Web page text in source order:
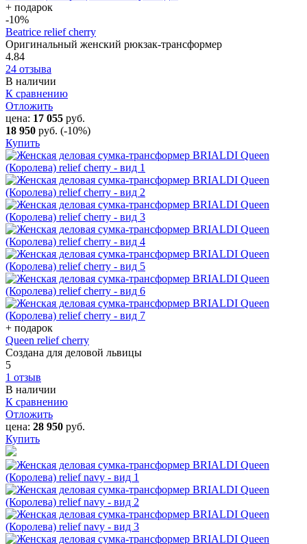
+ подарок
-10%
Beatrice relief cherry
Оригинальный женский рюкзак-трансформер
4.84
24 отзыва
В наличии
К сравнению
Отложить
цена: 17 055 руб.
18 950 руб. (-10%)
Купить
+ подарок
Queen relief cherry
Создана для деловой львицы
5
1 отзыв
В наличии
К сравнению
Отложить
цена: 28 950 руб.
Купить